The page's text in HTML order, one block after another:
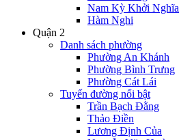
Nam Kỳ Khởi Nghĩa
Hàm Nghi
Quận 2
Danh sách phường
Phường An Khánh
Phường Bình Trưng
Phường Cát Lái
Tuyến đường nổi bật
Trần Bạch Đằng
Thảo Điền
Lương Định Của